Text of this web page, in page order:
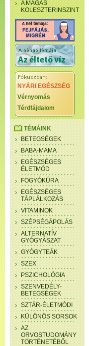
A MAGAS
KOLESZTERINSZINT
NYÁRI EGÉSZSÉG
Vérnyomás
Térdfájdalom
TÉMÁINK
BETEGSÉGEK
BABA-MAMA
EGÉSZSÉGES
ÉLETMÓD
FOGYÓKÚRA
EGÉSZSÉGES
TÁPLÁLKOZÁS
VITAMINOK
SZÉPSÉGÁPOLÁS
ALTERNATÍV
GYÓGYÁSZAT
GYÓGYTEÁK
SZEX
PSZICHOLÓGIA
SZENVEDÉLY-
BETEGSÉGEK
SZTÁR-ÉLETMÓDI
KÜLÖNÖS SORSOK
AZ
ORVOSTUDOMÁNY
TÖRTÉNETÉBŐL